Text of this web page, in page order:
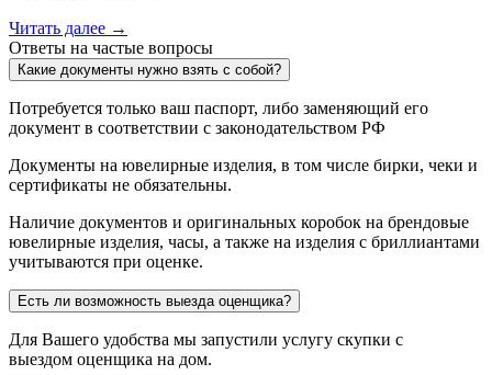
Читать далее →
Ответы на частые вопросы
Какие документы нужно взять с собой?
Потребуется только ваш паспорт, либо заменяющий его
документ в соответствии с законодательством РФ
Документы на ювелирные изделия, в том числе бирки, чеки и
сертификаты не обязательны.
Наличие документов и оригинальных коробок на брендовые
ювелирные изделия, часы, а также на изделия с бриллиантами
учитываются при оценке.
Есть ли возможность выезда оценщика?
Для Вашего удобства мы запустили услугу скупки с
выездом оценщика на дом.